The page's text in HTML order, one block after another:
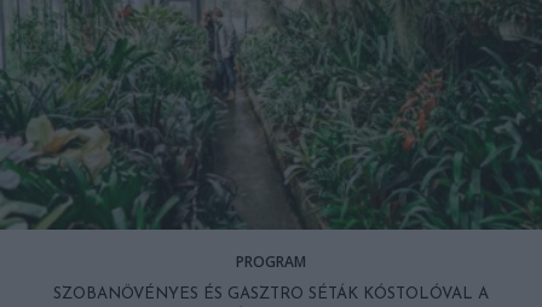
PROGRAM
SZOBANÖVÉNYES ÉS GASZTRO SÉTÁK KÓSTOLÓVAL A